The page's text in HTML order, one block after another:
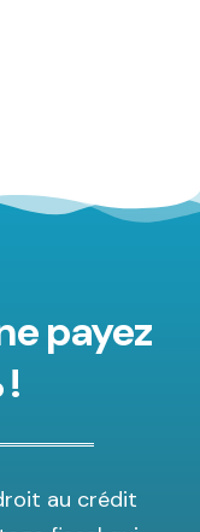
payez
au crédit